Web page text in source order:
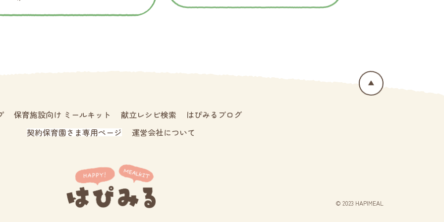
保育施設向け ミールキット 献立レシピ検索
はぴみるブログ
契約保育園さま専用ページ
運営会社について
© 2023 HAPIMEAL